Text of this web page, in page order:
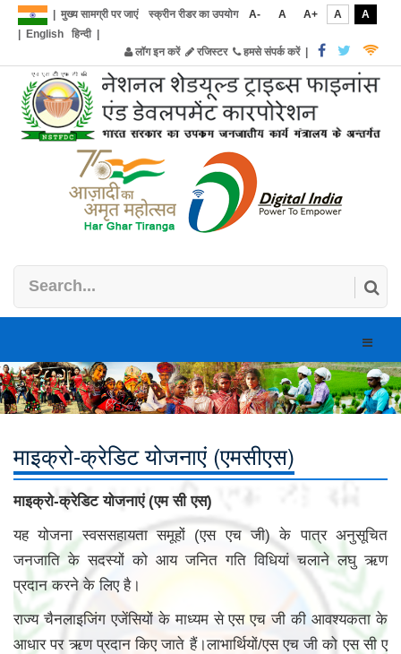
मुख्य सामग्री पर जाएं स्क्रीन रीडर का उपयोग A- A A+ A
A
English हिन्दी|
लॉग इन करें
रजिस्टर हमसे संपर्क करें|
Toggle
माइक्रो-क्रेडिट योजनाएं (एमसीएस)
माइक्रो-क्रेडिट योजनाएं (एम सी एस)
यह योजना स्वससहायता समूहों (एस एच जी) के पात्र अनुसूचित
जनजाति के सदस्यों को आय जनित गति विधियां चलाने लघु ऋण
प्रदान करने के लिए है।
राज्य चैनलाइजिंग एजेंसियों के माध्यम से एस एच जी की आवश्यकता के
आधार पर ऋण प्रदान किए जाते हैं।लाभार्थियों/एस एच जी को एस सी ए